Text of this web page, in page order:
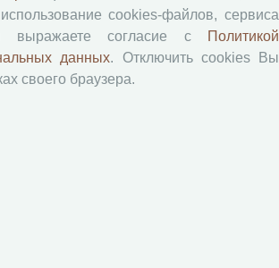
cookies-файлов, сервиса
выражаете согласие с
Политикой
данных. Отключить cookies Вы
своего браузера.